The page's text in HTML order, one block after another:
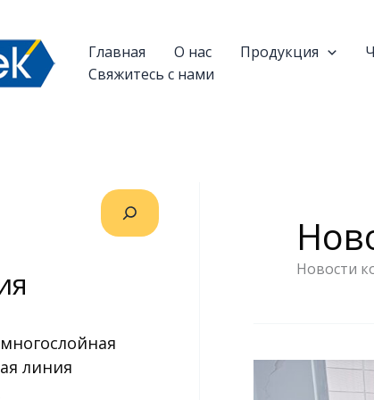
Главная О нас Продукция
Свяжитесь с нами
линия
Новости
Настольный
двухшнековый